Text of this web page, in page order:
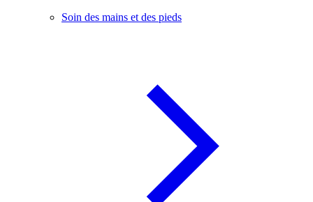
Soin des mains et des pieds